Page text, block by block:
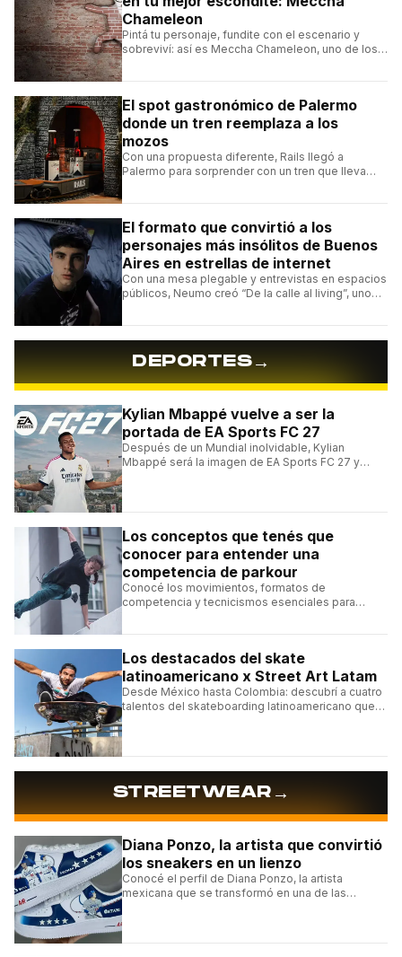
Chameleon
Pintá tu personaje, fundite con el escenario y
sobreviví: así es Meccha Chameleon, uno de los
El spot gastronómico de Palermo
donde un tren reemplaza a los
mozos
Con una propuesta diferente, Rails llegó a
Palermo para sorprender con un tren que lleva
El formato que convirtió a los
personajes más insólitos de Buenos
Aires en estrellas de internet
Con una mesa plegable y entrevistas en espacios
públicos, Neumo creó “De la calle al living”, uno
DEPORTES→
Kylian Mbappé vuelve a ser la
portada de EA Sports FC 27
Después de un Mundial inolvidable, Kylian
Mbappé será la imagen de EA Sports FC 27 y
Los conceptos que tenés que
conocer para entender una
competencia de parkour
Conocé los movimientos, formatos de
competencia y tecnicismos esenciales para
Los destacados del skate
latinoamericano x Street Art Latam
Desde México hasta Colombia: descubrí a cuatro
talentos del skateboarding latinoamericano que
STREETWEAR→
Diana Ponzo, la artista que convirtió
los sneakers en un lienzo
Conocé el perfil de Diana Ponzo, la artista
mexicana que se transformó en una de las